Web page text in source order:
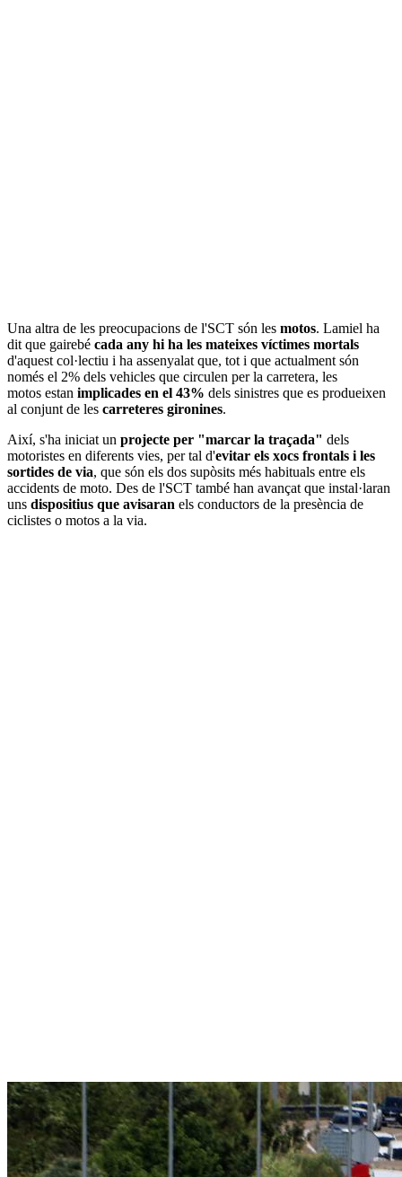
Una altra de les preocupacions de l'SCT són les motos. Lamiel ha
dit que gairebé cada any hi ha les mateixes víctimes mortals
d'aquest col·lectiu i ha assenyalat que, tot i que actualment són
només el 2% dels vehicles que circulen per la carretera, les
motos estan implicades en el 43% dels sinistres que es produeixen
al conjunt de les carreteres gironines.
Així, s'ha iniciat un projecte per "marcar la traçada" dels
motoristes en diferents vies, per tal d'evitar els xocs frontals i les
sortides de via, que són els dos supòsits més habituals entre els
accidents de moto. Des de l'SCT també han avançat que instal·laran
uns dispositius que avisaran els conductors de la presència de
ciclistes o motos a la via.